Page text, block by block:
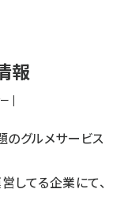
報
|
のグルメサービス
してる企業にて、